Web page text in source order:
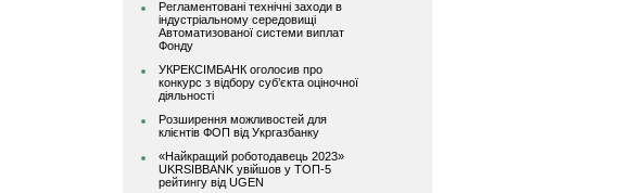
Регламентовані технічні заходи в
індустріальному середовищі
Автоматизованої системи виплат
Фонду
УКРЕКСІМБАНК оголосив про
конкурс з відбору суб’єкта оціночної
діяльності
Розширення можливостей для
клієнтів ФОП від Укргазбанку
«Найкращий роботодавець 2023»
UKRSIBBANK увійшов у ТОП-5
рейтингу від UGEN